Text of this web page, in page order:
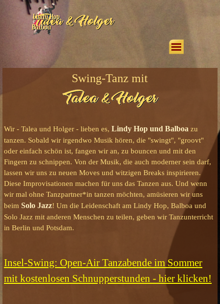
Direkt zum Seiteninhalt
Swing-Tanz mit
Wir - Talea und Holger - lieben es, Lindy Hop und Balboa zu
tanzen. Sobald wir irgendwo Musik hören, die "swingt", "groovt"
oder einfach schön ist, fangen wir an, zu bouncen und mit den
Fingern zu schnippen. Von der Musik, die auch moderner sein darf,
lassen wir uns zu neuen Moves und witzigen Breaks inspirieren.
Diese Improvisationen machen für uns das Tanzen aus. Und wenn
wir mal ohne Tanzpartner*in tanzen möchten, amüsieren wir uns
beim Solo Jazz! Um die Leidenschaft am Lindy Hop, Balboa und
Solo Jazz mit anderen Menschen zu teilen, geben wir Tanzunterricht
in Berlin und Potsdam.
Insel-Swing: Open-Air Tanzabende im Sommer
mit kostenlosen Schnupperstunden - hier klicken!